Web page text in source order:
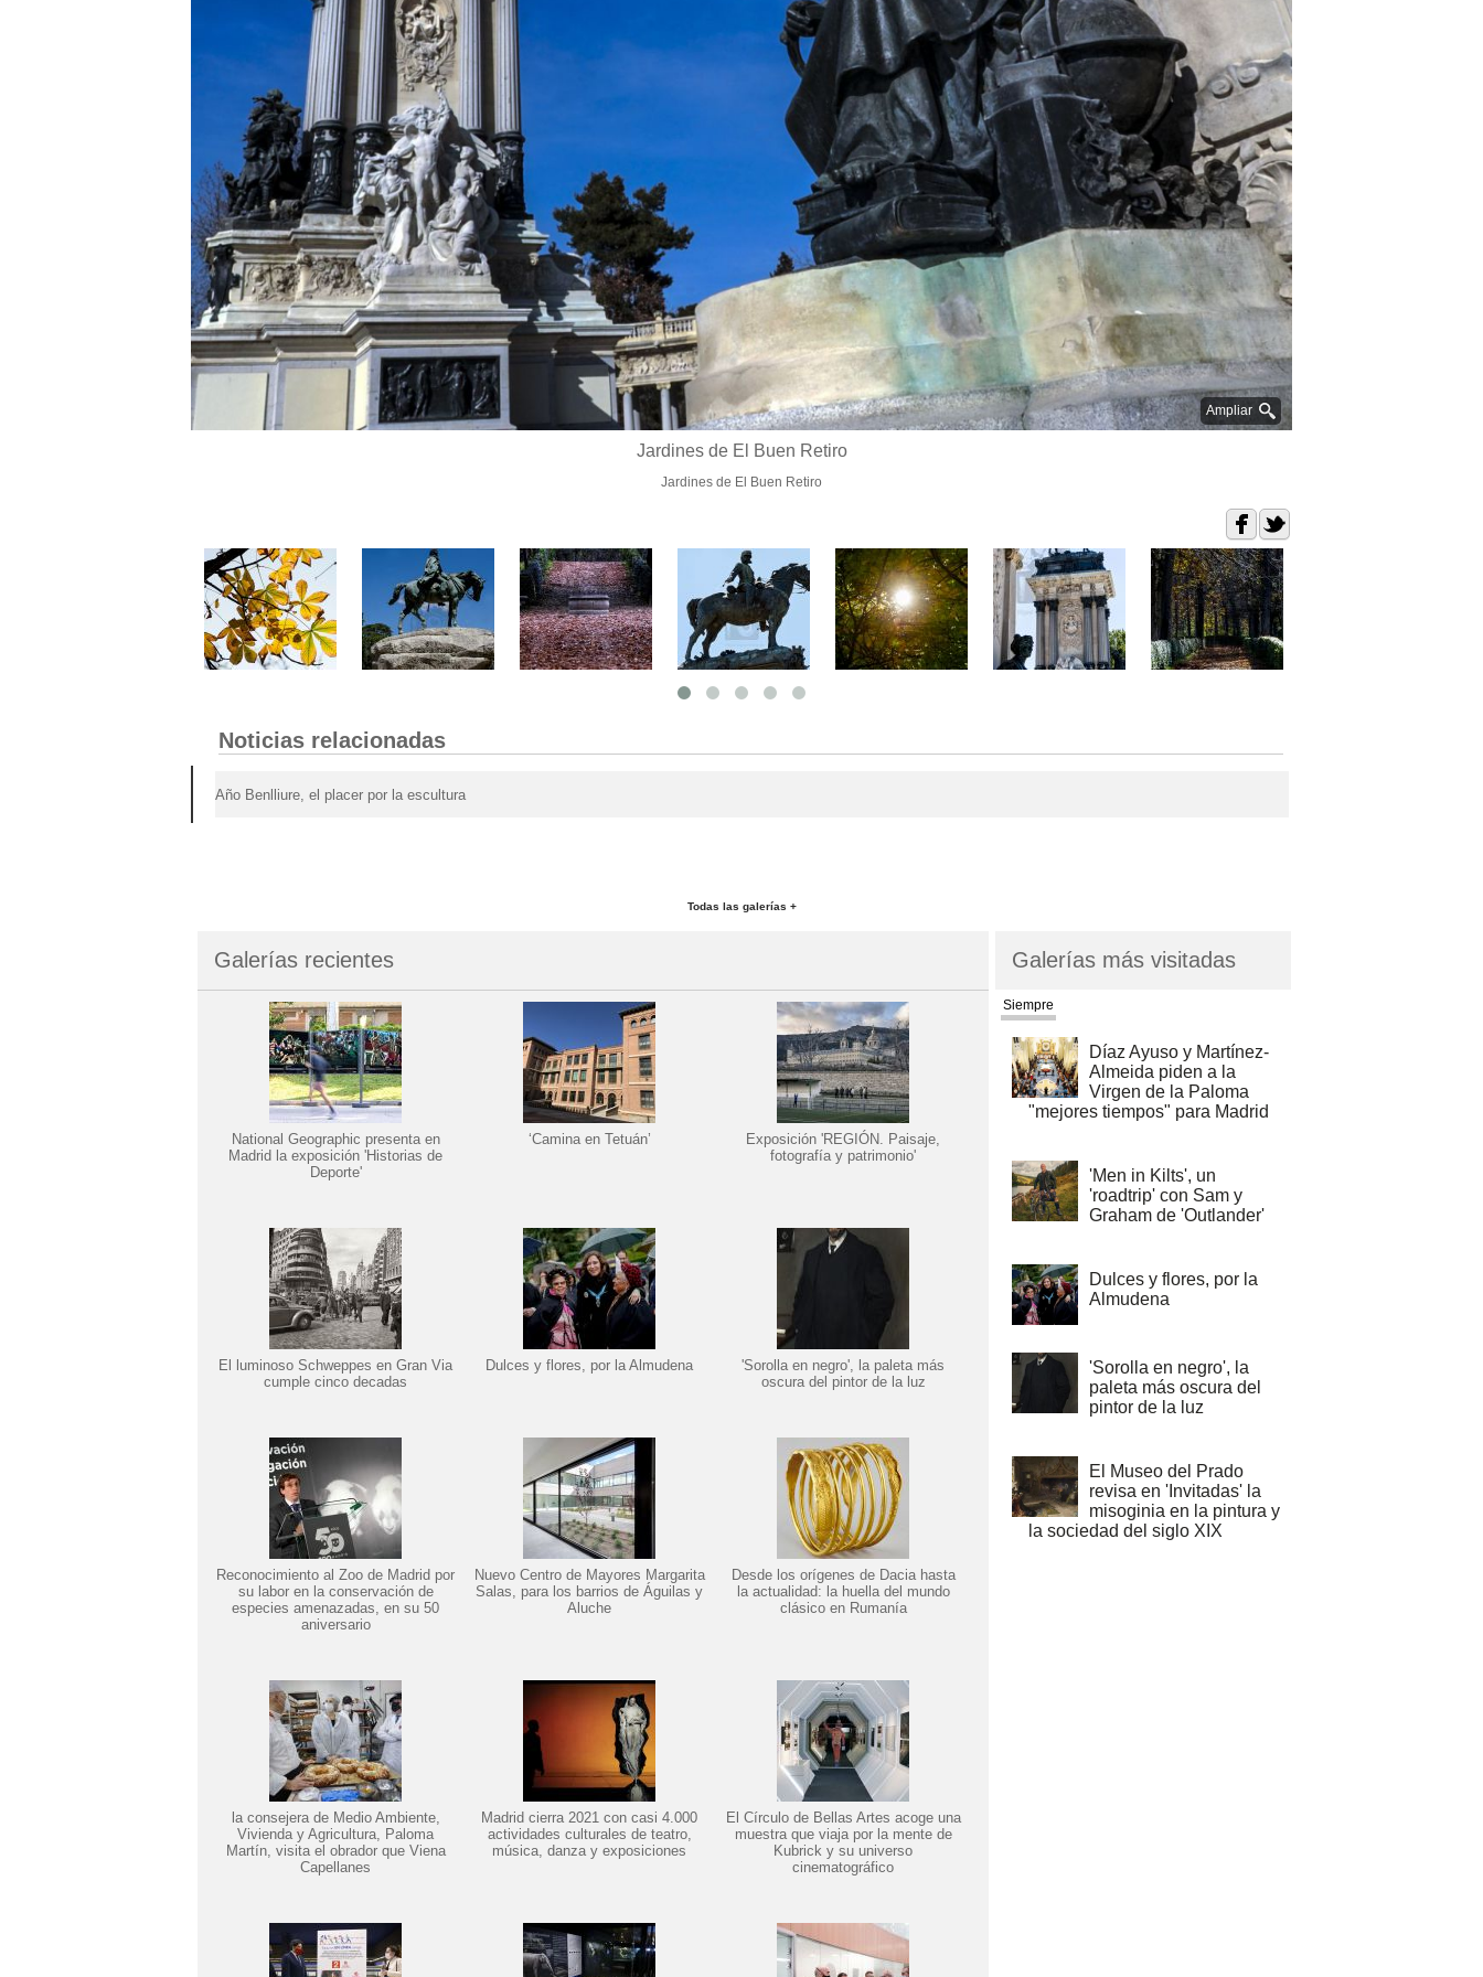
Ampliar
Jardines de El Buen Retiro
Jardines de El Buen Retiro
Noticias relacionadas
Año Benlliure, el placer por la escultura
Todas las galerías +
Galerías recientes
National Geographic presenta en
Madrid la exposición 'Historias de
Deporte'
‘Camina en Tetuán’
Exposición 'REGIÓN. Paisaje,
fotografía y patrimonio'
El luminoso Schweppes en Gran Via
cumple cinco decadas
Dulces y flores, por la Almudena
'Sorolla en negro', la paleta más
oscura del pintor de la luz
Reconocimiento al Zoo de Madrid por
su labor en la conservación de
especies amenazadas, en su 50
aniversario
Nuevo Centro de Mayores Margarita
Salas, para los barrios de Águilas y
Aluche
Desde los orígenes de Dacia hasta
la actualidad: la huella del mundo
clásico en Rumanía
la consejera de Medio Ambiente,
Vivienda y Agricultura, Paloma
Martín, visita el obrador que Viena
Capellanes
Madrid cierra 2021 con casi 4.000
actividades culturales de teatro,
música, danza y exposiciones
El Círculo de Bellas Artes acoge una
muestra que viaja por la mente de
Kubrick y su universo
cinematográfico
Galerías más visitadas
Siempre
Díaz Ayuso y Martínez-
Almeida piden a la
Virgen de la Paloma
"mejores tiempos" para Madrid
'Men in Kilts', un
'roadtrip' con Sam y
Graham de 'Outlander'
Dulces y flores, por la
Almudena
'Sorolla en negro', la
paleta más oscura del
pintor de la luz
El Museo del Prado
revisa en 'Invitadas' la
misoginia en la pintura y
la sociedad del siglo XIX